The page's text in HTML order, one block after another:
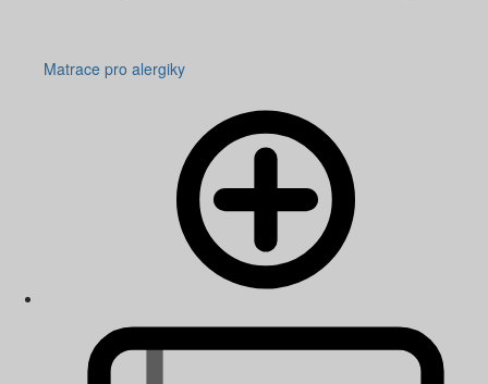
Matrace pro alergiky